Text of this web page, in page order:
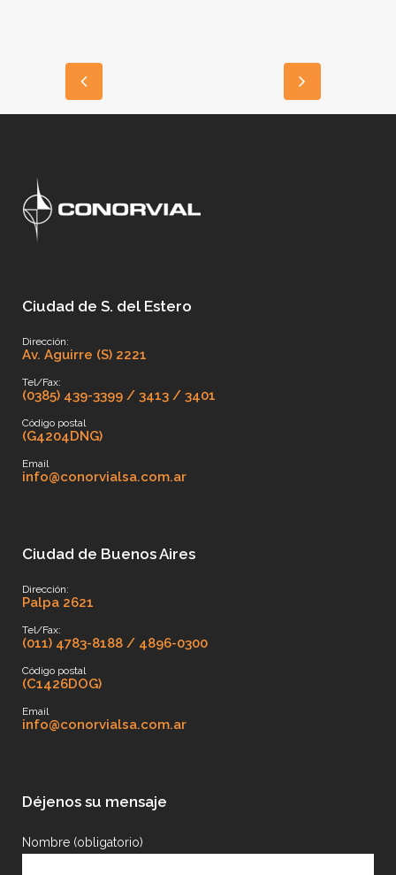
Ciudad de S. del Estero
Dirección:
Av. Aguirre (S) 2221
Tel/Fax:
(0385) 439-3399 / 3413 / 3401
Código postal
(G4204DNG)
Email
info@conorvialsa.com.ar
Ciudad de Buenos Aires
Dirección:
Palpa 2621
Tel/Fax:
(011) 4783-8188 / 4896-0300
Código postal
(C1426DOG)
Email
info@conorvialsa.com.ar
Déjenos su mensaje
Nombre (obligatorio)